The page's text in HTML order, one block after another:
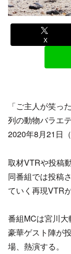
X
「ご主人が笑っ
列の動物バラエテ
2020年8月21日
取材VTRや投稿
同番組では投稿
ていく再現VTR
番組MCは宮川大
豪華ゲスト陣が
場、熱演する。